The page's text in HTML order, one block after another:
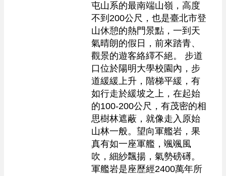
屯山系的最南端山嶺，高度
不到200公尺，也是臺北市登
山休憩的熱門景點，一到天
氣晴朗的假日，前來踏青、
觀景的遊客絡繹不絕。 步道
口位於陽明大學校園內，步
道緩緩上升，階梯平緩，有
如行走於緩坡之上，在起始
的100-200公尺，有茂密的相
思樹林遮蔽，就像走入原始
山林一般。望向軍艦岩，果
真有如一座軍艦，颯颯風
吹，細紗飄揚，氣勢磅礡。
軍艦岩是座歷經2400萬年所